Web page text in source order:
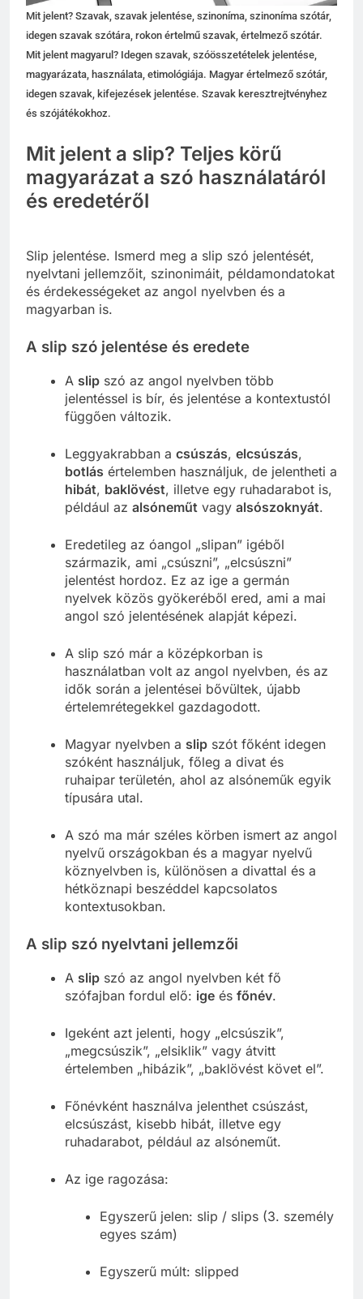
Mit jelent? Szavak, szavak jelentése, szinoníma, szinoníma szótár,
idegen szavak szótára, rokon értelmű szavak, értelmező szótár.
Mit jelent magyarul? Idegen szavak, szóösszetételek jelentése,
magyarázata, használata, etimológiája. Magyar értelmező szótár,
idegen szavak, kifejezések jelentése. Szavak keresztrejtvényhez
és szójátékokhoz.
Mit jelent a slip? Teljes körű
magyarázat a szó használatáról
és eredetéről
Slip jelentése. Ismerd meg a slip szó jelentését,
nyelvtani jellemzőit, szinonimáit, példamondatokat
és érdekességeket az angol nyelvben és a
magyarban is.
A slip szó jelentése és eredete
A slip szó az angol nyelvben több
jelentéssel is bír, és jelentése a kontextustól
függően változik.
Leggyakrabban a csúszás, elcsúszás,
botlás értelemben használjuk, de jelentheti a
hibát, baklövést, illetve egy ruhadarabot is,
például az alsóneműt vagy alsószoknyát.
Eredetileg az óangol „slipan” igéből
származik, ami „csúszni”, „elcsúszni”
jelentést hordoz. Ez az ige a germán
nyelvek közös gyökeréből ered, ami a mai
angol szó jelentésének alapját képezi.
A slip szó már a középkorban is
használatban volt az angol nyelvben, és az
idők során a jelentései bővültek, újabb
értelemrétegekkel gazdagodott.
Magyar nyelvben a slip szót főként idegen
szóként használjuk, főleg a divat és
ruhaipar területén, ahol az alsóneműk egyik
típusára utal.
A szó ma már széles körben ismert az angol
nyelvű országokban és a magyar nyelvű
köznyelvben is, különösen a divattal és a
hétköznapi beszéddel kapcsolatos
kontextusokban.
A slip szó nyelvtani jellemzői
A slip szó az angol nyelvben két fő
szófajban fordul elő: ige és főnév.
Igeként azt jelenti, hogy „elcsúszik”,
„megcsúszik”, „elsiklik” vagy átvitt
értelemben „hibázik”, „baklövést követ el”.
Főnévként használva jelenthet csúszást,
elcsúszást, kisebb hibát, illetve egy
ruhadarabot, például az alsóneműt.
Az ige ragozása:
Egyszerű jelen: slip / slips (3. személy
egyes szám)
Egyszerű múlt: slipped